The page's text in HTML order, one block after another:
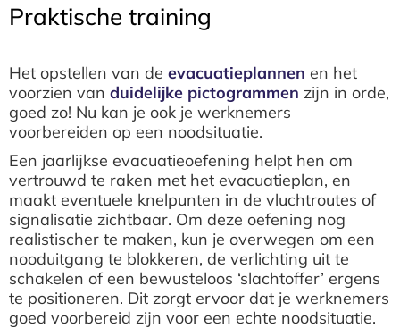
Praktische training
Het opstellen van de evacuatieplannen en het
voorzien van duidelijke pictogrammen zijn in orde,
goed zo! Nu kan je ook je werknemers
voorbereiden op een noodsituatie.
Een jaarlijkse evacuatieoefening helpt hen om
vertrouwd te raken met het evacuatieplan, en
maakt eventuele knelpunten in de vluchtroutes of
signalisatie zichtbaar. Om deze oefening nog
realistischer te maken, kun je overwegen om een
nooduitgang te blokkeren, de verlichting uit te
schakelen of een bewusteloos ‘slachtoffer’ ergens
te positioneren. Dit zorgt ervoor dat je werknemers
goed voorbereid zijn voor een echte noodsituatie.